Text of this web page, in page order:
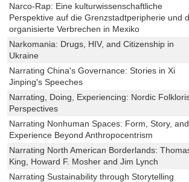
Narco-Rap: Eine kulturwissenschaftliche
Perspektive auf die Grenzstadtperipherie und
organisierte Verbrechen in Mexiko
Narkomania: Drugs, HIV, and Citizenship in
Ukraine
Narrating China's Governance: Stories in Xi
Jinping's Speeches
Narrating, Doing, Experiencing: Nordic
Perspectives
Narrating Nonhuman Spaces: Form, Story, and
Experience Beyond Anthropocentrism
Narrating North American Borderlands:
King, Howard F. Mosher and Jim Lynch
Narrating Sustainability through Storytelling